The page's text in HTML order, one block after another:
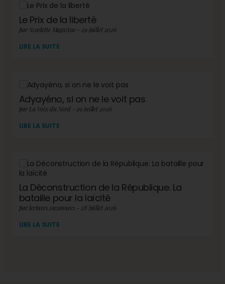
Le Prix de la liberté
par Scarlette Magazine - 29 juillet 2026
LIRE LA SUITE
Adyayéno, si on ne le voit pas
par La Voix du Nord - 29 juillet 2026
LIRE LA SUITE
La Déconstruction de la République. La
bataille pour la laïcité
par lectures.suzannees - 28 juillet 2026
LIRE LA SUITE